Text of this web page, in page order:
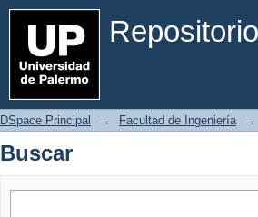
Buscar
DSpace Principal → Facultad de Ingeniería →
Buscar